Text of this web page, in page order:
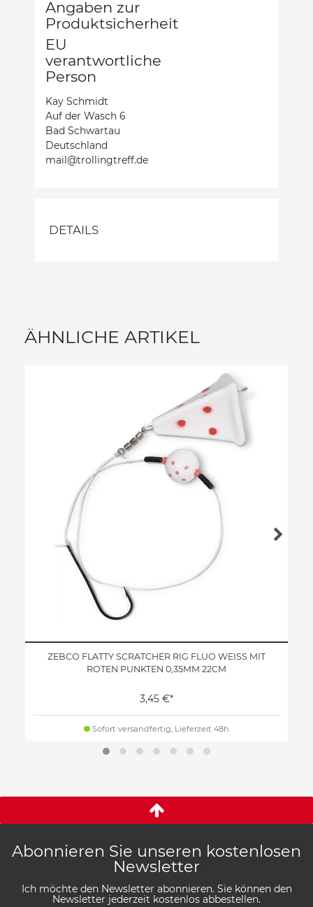
Angaben zur
Produktsicherheit
EU
verantwortliche
Person
Kay Schmidt
Auf der Wasch 6
Bad Schwartau
Deutschland
mail@trollingtreff.de
DETAILS
ÄHNLICHE ARTIKEL
ZEBCO FLATTY SCRATCHER RIG FLUO WEISS MIT
ROTEN PUNKTEN 0,35MM 22CM
3,45 €*
Sofort versandfertig, Lieferzeit 48h
Abonnieren Sie unseren kostenlosen
Newsletter
Ich möchte den Newsletter abonnieren. Sie können den
Newsletter jederzeit kostenlos abbestellen.